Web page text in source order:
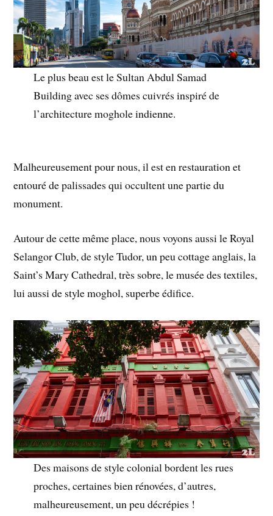
Le plus beau est le Sultan Abdul Samad
Building avec ses dômes cuivrés inspiré de
l’architecture moghole indienne.
Malheureusement pour nous, il est en restauration et
entouré de palissades qui occultent une partie du
monument.
Autour de cette même place, nous voyons aussi le Royal
Selangor Club, de style Tudor, un peu cottage anglais, la
Saint’s Mary Cathedral, très sobre, le musée des textiles,
lui aussi de style moghol, superbe édifice.
Des maisons de style colonial bordent les rues
proches, certaines bien rénovées, d’autres,
malheureusement, un peu décrépies !